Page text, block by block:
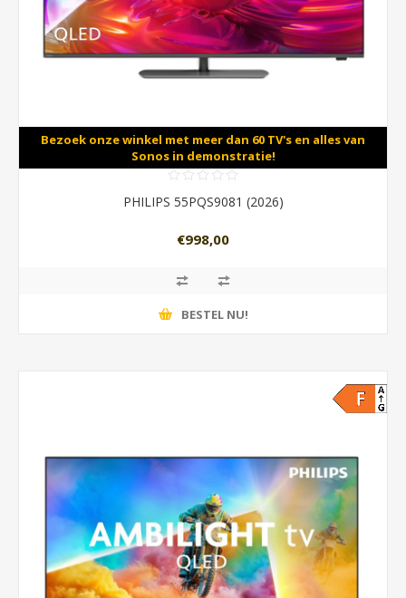
Bezoek onze winkel met meer dan 60 TV's en alles van
Sonos in demonstratie!
PHILIPS 55PQS9081 (2026)
€998,00
BESTEL NU!